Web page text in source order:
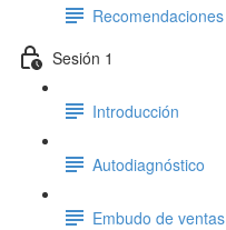
Recomendaciones
Sesión 1
Introducción
Autodiagnóstico
Embudo de ventas